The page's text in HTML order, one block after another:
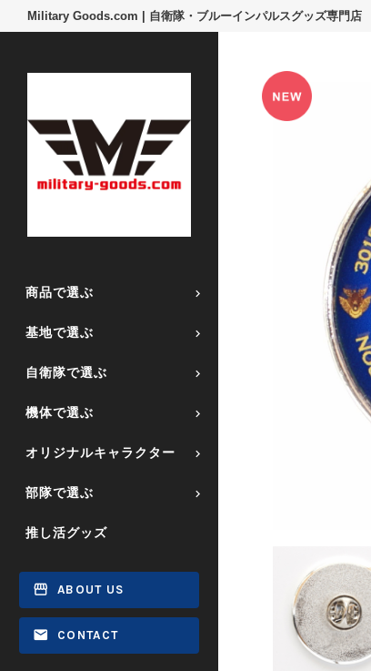
Military Goods.com | 自衛隊・ブルーインパルスグッズ専門店
商品で選ぶ
基地で選ぶ
自衛隊で選ぶ
機体で選ぶ
オリジナルキャラクター
部隊で選ぶ
推し活グッズ
ABOUT US
CONTACT